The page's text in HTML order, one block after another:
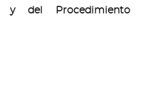
y del Procedimiento